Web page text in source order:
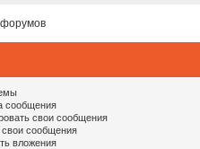
форумов
сообщения
свои сообщения
свои сообщения
вложения